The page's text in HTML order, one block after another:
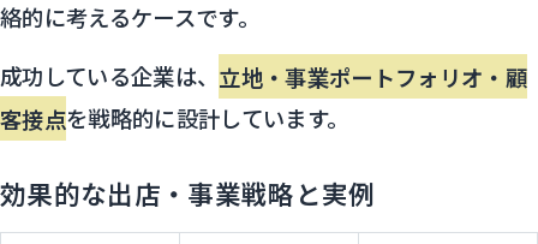
絡的に考えるケースです。
成功している企業は、 立地・事業ポートフォリオ・顧
客接点を戦略的に設計しています。
効果的な出店・事業戦略と実例